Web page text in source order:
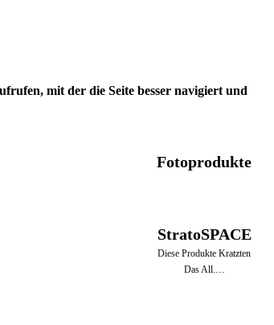
mit der die Seite besser navigiert und
Fotoprodukte
StratoSPACE
Diese Produkte Kratzten
Das All.…